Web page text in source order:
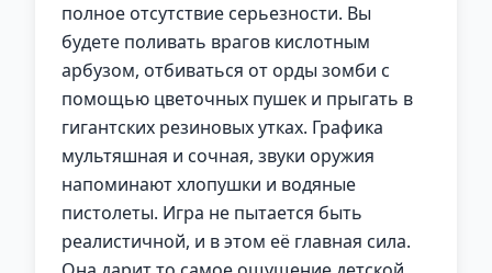
полное отсутствие серьезности. Вы
будете поливать врагов кислотным
арбузом, отбиваться от орды зомби с
помощью цветочных пушек и прыгать в
гигантских резиновых утках. Графика
мультяшная и сочная, звуки оружия
напоминают хлопушки и водяные
пистолеты. Игра не пытается быть
реалистичной, и в этом её главная сила.